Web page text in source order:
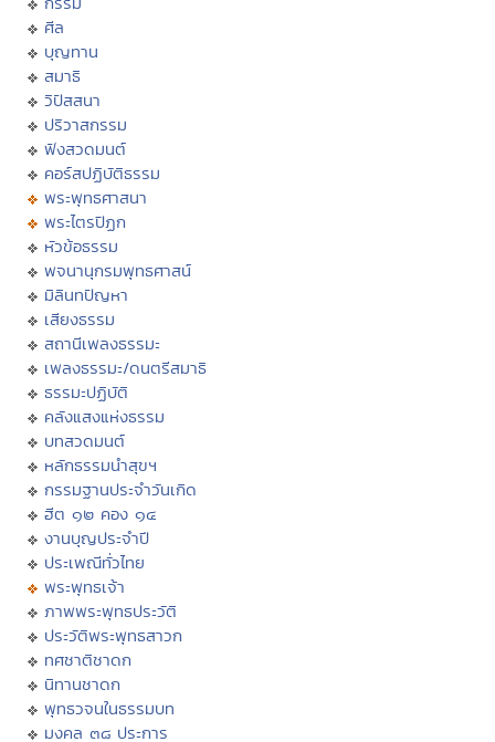
ศีล
บุญทาน
สมาธิ
วิปัสสนา
ปริวาสกรรม
ฟังสวดมนต์
คอร์สปฏิบัติธรรม
พระพุทธศาสนา
พระไตรปิฏก
หัวข้อธรรม
พจนานุกรมพุทธศาสน์
มิลินทปัญหา
เสียงธรรม
สถานีเพลงธรรมะ
เพลงธรรมะ/ดนตรีสมาธิ
ธรรมะปฏิบัติ
คลังแสงแห่งธรรม
บทสวดมนต์
หลักธรรมนำสุขฯ
กรรมฐานประจำวันเกิด
ฮีต ๑๒ คอง ๑๔
งานบุญประจำปี
ประเพณีทั่วไทย
พระพุทธเจ้า
ภาพพระพุทธประวัติ
ประวัติพระพุทธสาวก
ทศชาติชาดก
นิทานชาดก
พุทธวจนในธรรมบท
มงคล ๓๘ ประการ